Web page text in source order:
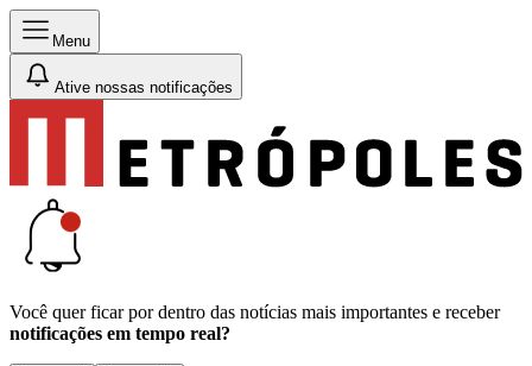
Menu
Ative nossas notificações
Você quer ficar por dentro das notícias mais importantes e receber
notificações em tempo real?